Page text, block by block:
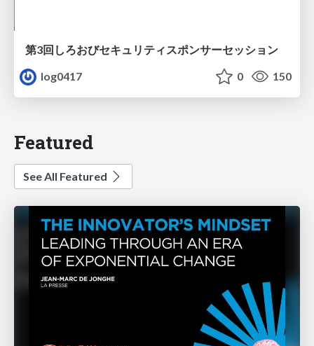
第3回しろおびセキュリティスポンサーセッション
log0417
0 150
Featured
See All Featured